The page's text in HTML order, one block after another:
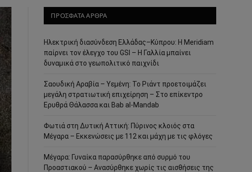
ΠΡΟΣΦΑΤΑ ΑΡΘΡΑ
Ηλεκτρική διασύνδεση Ελλάδας–Κύπρου: Η Meridiam
παίρνει τον έλεγχο του GSI – Η Γαλλία μπαίνει
δυναμικά στο γεωπολιτικό παιχνίδι
Σαουδική Αραβία – Υεμένη: Το Ριάντ προετοιμάζει
μεγάλη στρατιωτική επιχείρηση – Στο επίκεντρο
Ερυθρά Θάλασσα και Bab al-Mandab
Φωτιά στη Δυτική Αττική: Πύρινος κλοιός στα
Μέγαρα – Εκκενώσεις με 112 και μάχη με τις φλόγες
Μέγαρα: Γυναίκα παρασύρθηκε από συρμό του
Προαστιακού – Ανασύρθηκε χωρίς τις αισθήσεις της